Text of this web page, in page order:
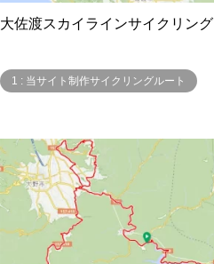
大佐渡スカイラインサイクリング
1 : 当サイト制作サイクリングルート